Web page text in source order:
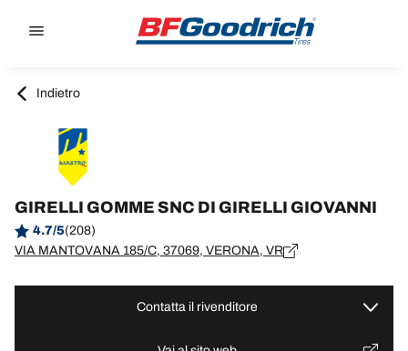
Indietro
GIRELLI GOMME SNC DI GIRELLI GIOVANNI
4.7/5(208)
VIA MANTOVANA 185/C, 37069, VERONA, VR
Contatta il rivenditore